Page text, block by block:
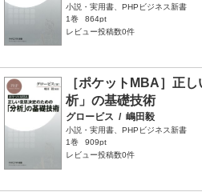
小説・実用書、PHPビジネス新書
1巻
864pt
レビュー投稿数0件
［ポケットMBA］正
析」の基礎技術
グロービス / 嶋田毅
小説・実用書、PHPビジネス新書
1巻
909pt
レビュー投稿数0件